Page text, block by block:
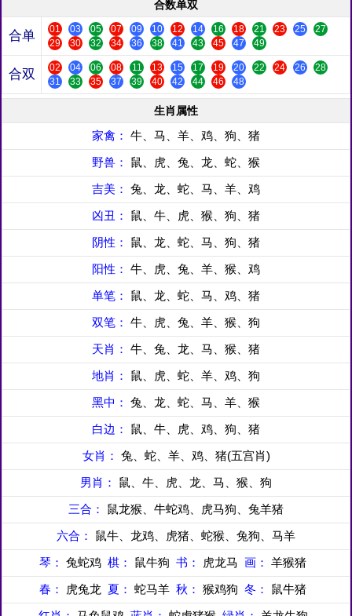
合数单双
合单 01 03 05 07 09 10 12 14 16 18 21 23 25
27
29
30 32 34 36 38 41 43 45 47 49
合双 02 04 06 08 11 13 15 17 19 20 22 24 26
28
31
33 35 37 39 40 42 44 46 48
生肖属性
家禽： 牛、马、羊、鸡、狗、猪
野兽： 鼠、虎、兔、龙、蛇、猴
吉美： 兔、龙、蛇、马、羊、鸡
凶丑： 鼠、牛、虎、猴、狗、猪
阴性： 鼠、龙、蛇、马、狗、猪
阳性： 牛、虎、兔、羊、猴、鸡
单笔： 鼠、龙、蛇、马、鸡、猪
双笔： 牛、虎、兔、羊、猴、狗
天肖： 牛、兔、龙、马、猴、猪
地肖： 鼠、虎、蛇、羊、鸡、狗
黑中： 兔、龙、蛇、马、羊、猴
白边： 鼠、牛、虎、鸡、狗、猪
女肖： 兔、蛇、羊、鸡、猪(五宫肖)
男肖： 鼠、牛、虎、龙、马、猴、狗
三合： 鼠龙猴、牛蛇鸡、虎马狗、兔羊猪
六合： 鼠牛、龙鸡、虎猪、蛇猴、兔狗、马羊
琴： 兔蛇鸡 棋： 鼠牛狗 书： 虎龙马 画： 羊猴猪
春：
虎兔龙 夏： 蛇马羊 秋： 猴鸡狗 冬： 鼠牛猪